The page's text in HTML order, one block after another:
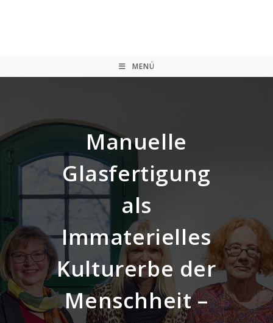
MENÜ
Manuelle
Glasfertigung
als
Immaterielles
Kulturerbe der
Menschheit –